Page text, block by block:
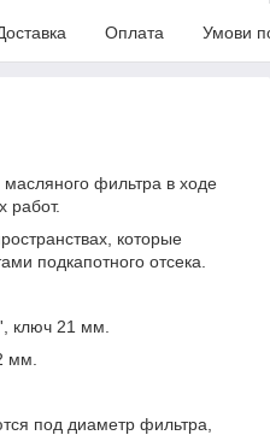
Оплата Умови
фильтра в ходе
работ.
которые
подкапотного отсека.
ключ 21 мм.
мм.
под диаметр фильтра,